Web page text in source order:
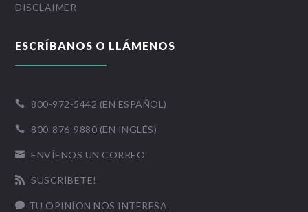
DISCLAIMER
ESCRÍBANOS O LLÁMENOS
 800-972-5442 (EN ESPAÑOL)
 800-876-9880 (EN INGLÉS)
 ENVÍENOS UN CORREO
 SUSCRÍBETE!
 TU OPINÍON NOS INTERESA